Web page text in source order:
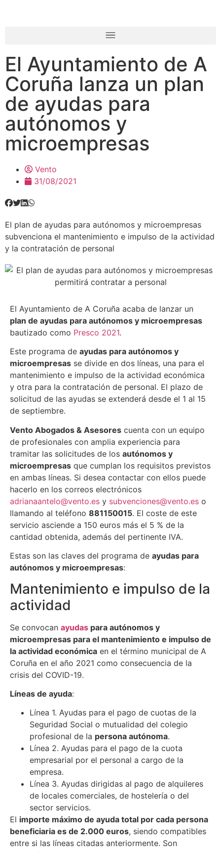
El Ayuntamiento de A
Coruña lanza un plan
de ayudas para
autónomos y
microempresas
Vento
31/08/2021
El plan de ayudas para autónomos y microempresas
subvenciona el mantenimiento e impulso de la actividad
y la contratación de personal
El Ayuntamiento de A Coruña acaba de lanzar un
plan de ayudas para autónomos y microempresas
bautizado como Presco 2021.
Este programa de ayudas para autónomos y
microempresas se divide en dos líneas, una para el
mantenimiento e impulso de la actividad económica
y otra para la contratación de personal. El plazo de
solicitud de las ayudas se extenderá desde el 1 al 15
de septiembre.
Vento Abogados & Asesores cuenta con un equipo
de profesionales con amplia experiencia para
tramitar las solicitudes de los autónomos y
microempresas que cumplan los requisitos previstos
en ambas líneas. Si desea contactar con ellos puede
hacerlo en los correos electrónicos
adrianaantelo@vento.es y subvenciones@vento.es o
llamando al teléfono 881150015. El coste de este
servicio asciende a 150 euros más el 5 % de la
cantidad obtenida, además del pertinente IVA.
Estas son las claves del programa de ayudas para
autónomos y microempresas:
Mantenimiento e impulso de la
actividad
Se convocan ayudas para autónomos y
microempresas para el mantenimiento e impulso de
la actividad económica en el término municipal de A
Coruña en el año 2021 como consecuencia de la
crisis del COVID-19.
Líneas de ayuda:
Línea 1. Ayudas para el pago de cuotas de la
Seguridad Social o mutualidad del colegio
profesional de la persona autónoma.
Línea 2. Ayudas para el pago de la cuota
empresarial por el personal a cargo de la
empresa.
Línea 3. Ayudas dirigidas al pago de alquileres
de locales comerciales, de hostelería o del
sector servicios.
El importe máximo de ayuda total por cada persona
beneficiaria es de 2.000 euros, siendo compatibles
entre si las líneas citadas anteriormente. Son